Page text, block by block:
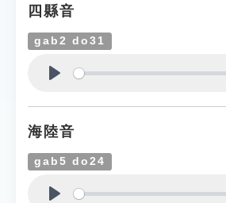
四縣音
gab2 do31
海陸音
gab5 do24